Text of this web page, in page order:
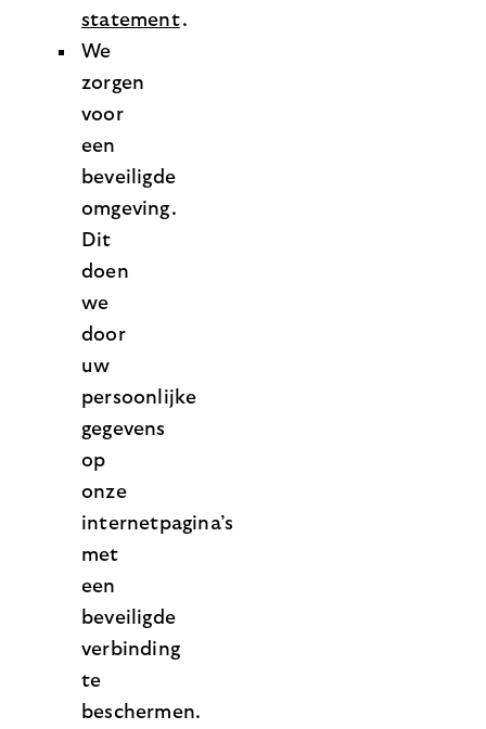
statement.
We
zorgen
voor
een
beveiligde
omgeving.
Dit
doen
we
door
uw
persoonlijke
gegevens
op
onze
internetpagina’s
met
een
beveiligde
verbinding
te
beschermen.